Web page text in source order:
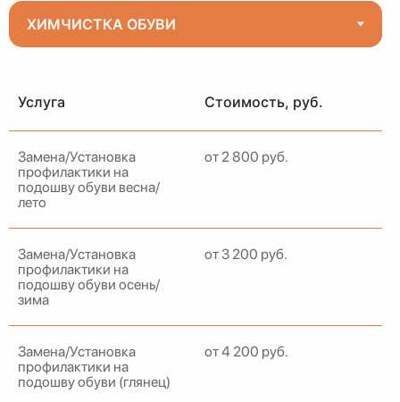
Услуга Стоимость, руб.
Замена/Установка
профилактики на
подошву обуви весна/
лето
от 2 800 руб.
Замена/Установка
профилактики на
подошву обуви осень/
зима
от 3 200 руб.
Замена/Установка
профилактики на
подошву обуви (глянец)
от 4 200 руб.